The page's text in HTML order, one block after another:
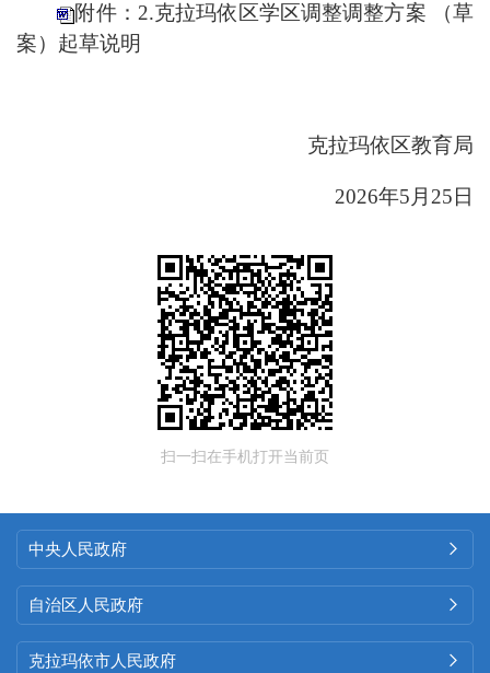
附件：2.克拉玛依区学区调整调整方案 （草
案）起草说明
克拉玛依区教育局
2026年5 月 25 日
扫一扫在手机打开当前页
中央人民政府 
自治区人民政府 
克拉玛依市人民政府 